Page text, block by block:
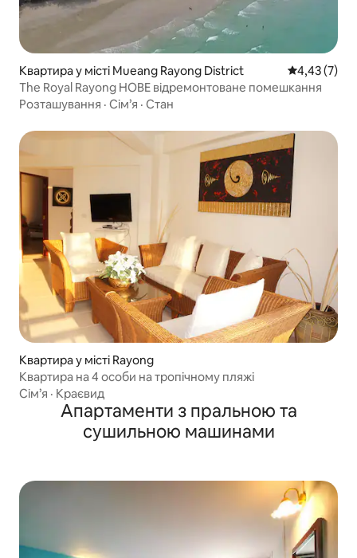
Квартира у місті Mueang Rayong District Середня
4,43 (7)
The Royal Rayong НОВЕ відремонтоване помешкання
Розташування · Сім’я · Стан
Квартира у місті Rayong
Квартира на 4 особи на тропічному пляжі
Сім’я · Краєвид
Апартаменти з пральною та
сушильною машинами